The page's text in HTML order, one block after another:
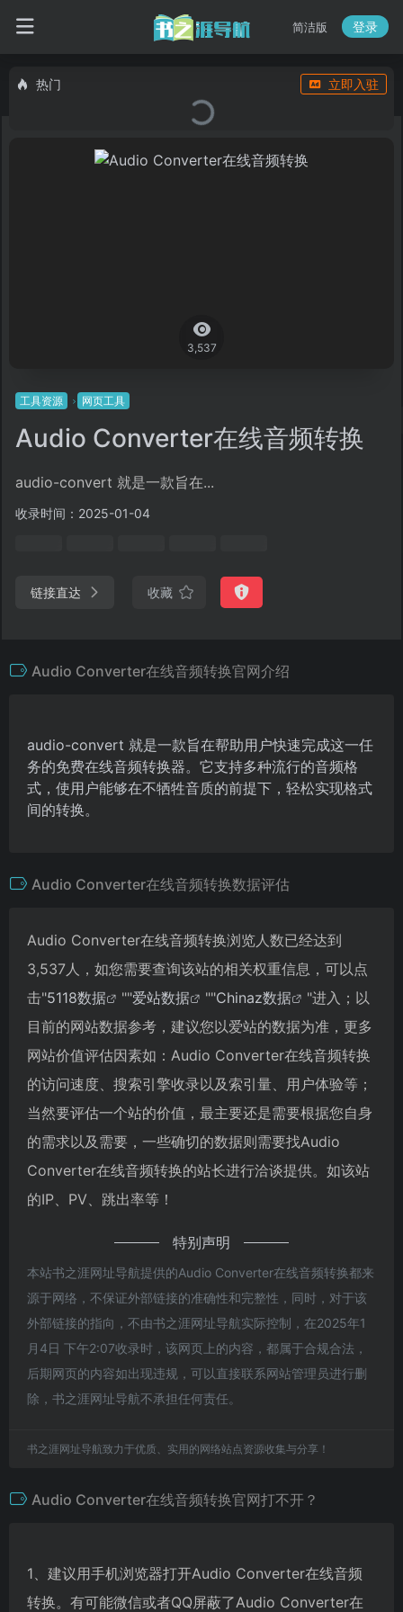
简洁版 登录
热门 立即入驻
3,537
工具资源 网页工具
Audio Converter在线音频转换
audio-convert 就是一款旨在...
收录时间：2025-01-04
链接直达 收藏
Audio Converter在线音频转换官网介绍
audio-convert 就是一款旨在帮助用户快速完成这一任
务的免费在线音频转换器。它支持多种流行的音频格
式，使用户能够在不牺牲音质的前提下，轻松实现格式
间的转换。
Audio Converter在线音频转换数据评估
Audio Converter在线音频转换浏览人数已经达到
3,537人，如您需要查询该站的相关权重信息，可以点
击"5118数据 ""爱站数据 ""Chinaz数据
"进入；以
目前的网站数据参考，建议您以爱站的数据为准，更多
网站价值评估因素如：Audio Converter在线音频转换
的访问速度、搜索引擎收录以及索引量、用户体验等；
当然要评估一个站的价值，最主要还是需要根据您自身
的需求以及需要，一些确切的数据则需要找Audio
Converter在线音频转换的站长进行洽谈提供。如该站
的IP、PV、跳出率等！
特别声明
本站书之涯网址导航提供的Audio Converter在线音频转换都来
源于网络，不保证外部链接的准确性和完整性，同时，对于该
外部链接的指向，不由书之涯网址导航实际控制，在2025年1
月4日 下午2:07收录时，该网页上的内容，都属于合规合法，
后期网页的内容如出现违规，可以直接联系网站管理员进行删
除，书之涯网址导航不承担任何责任。
书之涯网址导航致力于优质、实用的网络站点资源收集与分享！
Audio Converter在线音频转换官网打不开？
1、建议用手机浏览器打开Audio Converter在线音频
转换。有可能微信或者QQ屏蔽了Audio Converter在